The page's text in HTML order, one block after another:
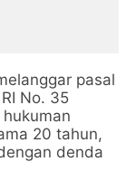
pasal
No. 35
20 tahun,
denda